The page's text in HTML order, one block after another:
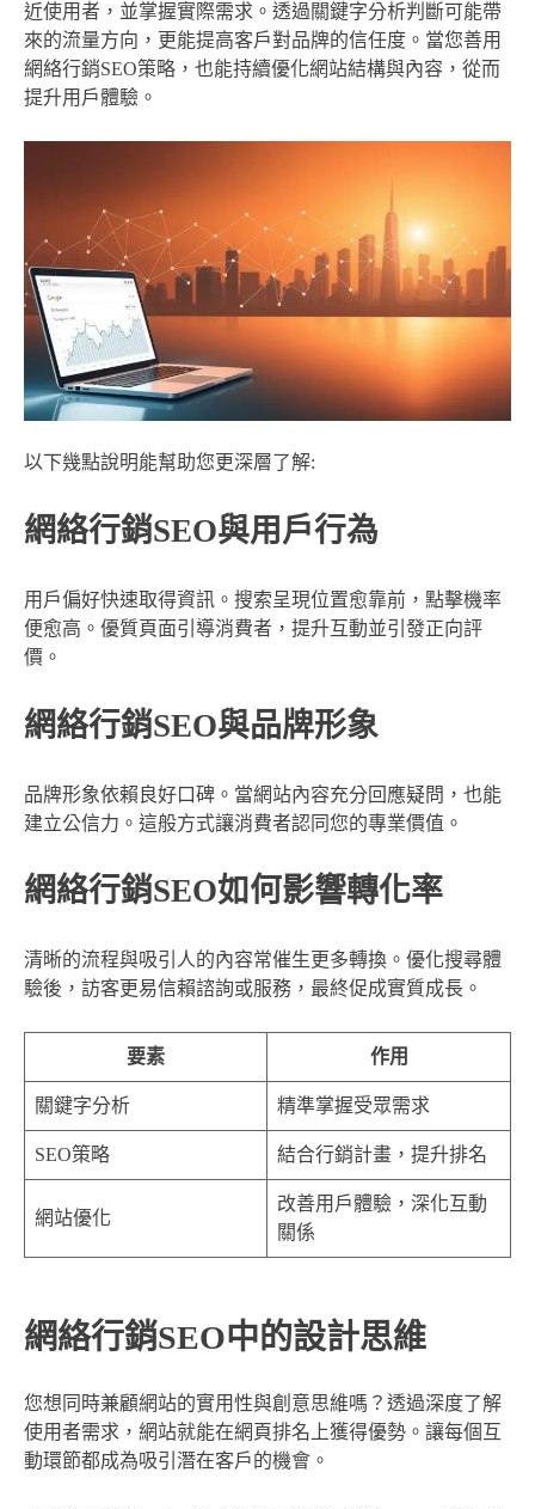
近使用者，並掌握實際需求。透過關鍵字分析判斷可能帶
來的流量方向，更能提高客戶對品牌的信任度。當您善用
網絡行銷SEO策略，也能持續優化網站結構與內容，從而
提升用戶體驗。
以下幾點說明能幫助您更深層了解:
網絡行銷SEO與用戶行為
用戶偏好快速取得資訊。搜索呈現位置愈靠前，點擊機率
便愈高。優質頁面引導消費者，提升互動並引發正向評
價。
網絡行銷SEO與品牌形象
品牌形象依賴良好口碑。當網站內容充分回應疑問，也能
建立公信力。這般方式讓消費者認同您的專業價值。
網絡行銷SEO如何影響轉化率
清晰的流程與吸引人的內容常催生更多轉換。優化搜尋體
驗後，訪客更易信賴諮詢或服務，最終促成實質成長。
要素 作用
關鍵字分析 精準掌握受眾需求
SEO策略 結合行銷計畫，提升排名
網站優化
改善用戶體驗，深化互動
關係
網絡行銷SEO中的設計思維
您想同時兼顧網站的實用性與創意思維嗎？透過深度了解
使用者需求，網站就能在網頁排名上獲得優勢。讓每個互
動環節都成為吸引潛在客戶的機會。